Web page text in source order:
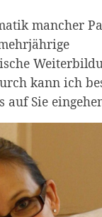
mancher
kann ich
auf Sie